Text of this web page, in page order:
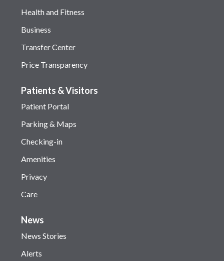
Health and Fitness
Business
Transfer Center
Price Transparency
Patients & Visitors
Patient Portal
Parking & Maps
Checking-in
Amenities
Privacy
Care
News
News Stories
Alerts